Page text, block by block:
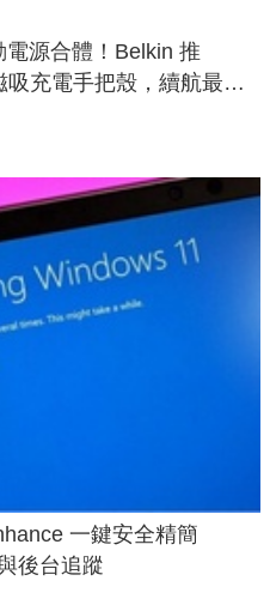
電源合體！Belkin 推
吸充電手把殼，續航最高
一鍵安全精簡
後台追蹤